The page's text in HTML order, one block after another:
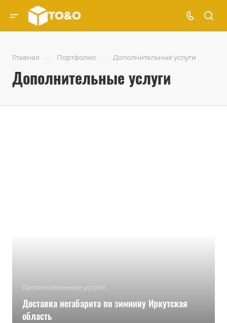
Главная — Портфолио — Дополнительные услуги
Дополнительные услуги
Дополнительные услуги
Доставка негабарита по зимнику Иркутская
область